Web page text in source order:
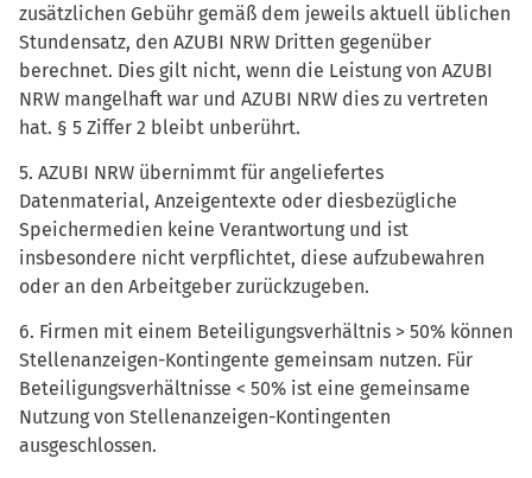
zusätzlichen Gebühr gemäß dem jeweils aktuell üblichen
Stundensatz, den AZUBI NRW Dritten gegenüber
berechnet. Dies gilt nicht, wenn die Leistung von AZUBI
NRW mangelhaft war und AZUBI NRW dies zu vertreten
hat. § 5 Ziffer 2 bleibt unberührt.
5. AZUBI NRW übernimmt für angeliefertes
Datenmaterial, Anzeigentexte oder diesbezügliche
Speichermedien keine Verantwortung und ist
insbesondere nicht verpflichtet, diese aufzubewahren
oder an den Arbeitgeber zurückzugeben.
6. Firmen mit einem Beteiligungsverhältnis > 50% können
Stellenanzeigen-Kontingente gemeinsam nutzen. Für
Beteiligungsverhältnisse < 50% ist eine gemeinsame
Nutzung von Stellenanzeigen-Kontingenten
ausgeschlossen.